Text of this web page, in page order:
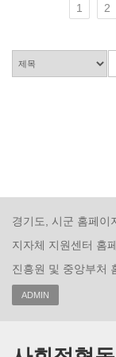
1 2
경기도, 시군 홈페이
지자체 지원센터 홈
진흥원 및 중앙부처
ADMIN